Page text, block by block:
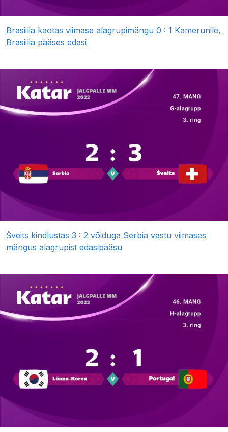
Brasiilia kaotas viimase alagrupimängu 0 : 1 Kamerunile,
Brasiilia pääses edasi
Šveits kindlustas 3 : 2 võiduga Serbia vastu viimases
mängus alagrupist edasipääsu